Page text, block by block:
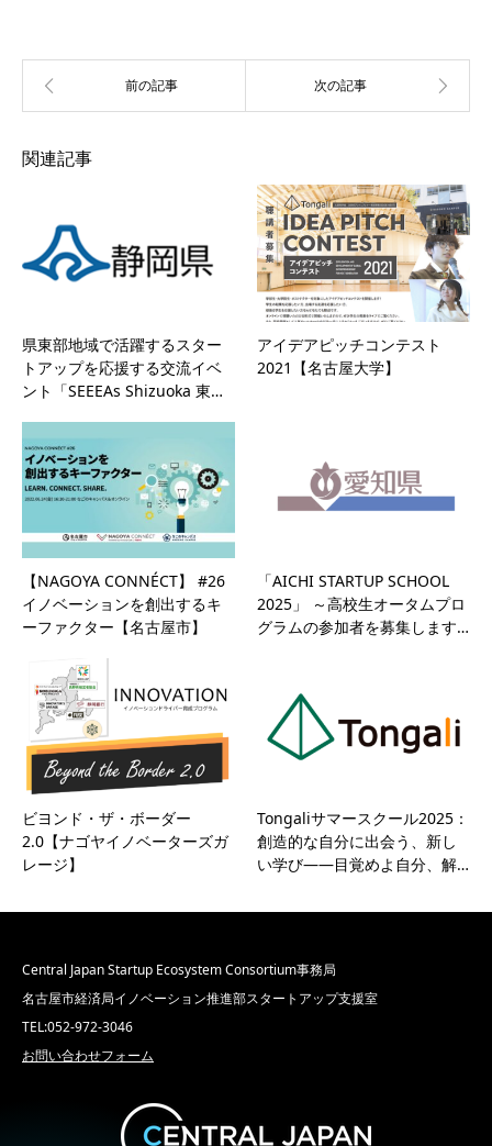
関連記事
県東部地域で活躍するスター
トアップを応援する交流イベ
ント「SEEEAs Shizuoka 東…
アイデアピッチコンテスト
2021【名古屋大学】
【NAGOYA CONNÉCT】 #26
イノベーションを創出するキ
ーファクター【名古屋市】
「AICHI STARTUP SCHOOL
2025」 ～高校生オータムプロ
グラムの参加者を募集します…
ビヨンド・ザ・ボーダー
2.0【ナゴヤイノベーターズガ
レージ】
Tongaliサマースクール2025：
創造的な自分に出会う、新し
い学び――目覚めよ自分、解…
Central Japan Startup Ecosystem Consortium事務局
名古屋市経済局イノベーション推進部スタートアップ支援室
TEL:052-972-3046
お問い合わせフォーム